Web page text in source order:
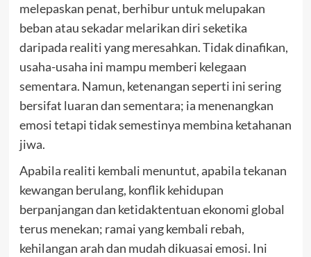
melepaskan penat, berhibur untuk melupakan
beban atau sekadar melarikan diri seketika
daripada realiti yang meresahkan. Tidak dinafikan,
usaha-usaha ini mampu memberi kelegaan
sementara. Namun, ketenangan seperti ini sering
bersifat luaran dan sementara; ia menenangkan
emosi tetapi tidak semestinya membina ketahanan
jiwa.
Apabila realiti kembali menuntut, apabila tekanan
kewangan berulang, konflik kehidupan
berpanjangan dan ketidaktentuan ekonomi global
terus menekan; ramai yang kembali rebah,
kehilangan arah dan mudah dikuasai emosi. Ini